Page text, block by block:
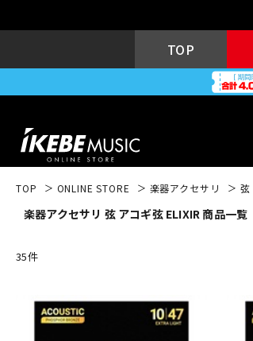
TOP
キーボード
TOP ONLINE STORE 楽器アクセサリ 弦
楽器アクセサリ 弦 アコギ弦 ELIXIR 商品一覧
35件